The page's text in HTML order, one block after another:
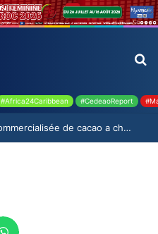
#Africa24Caribbean #CedeaoReport
Cameroun : la production commercialisée de cacao a chuté de 19,9% durant la saison 2025-2026